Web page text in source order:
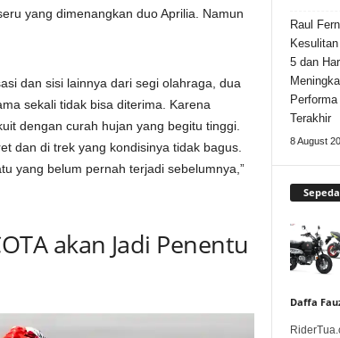
yang dimenangkan duo Aprilia. Namun
dan sisi lainnya dari segi olahraga, dua
sekali tidak bisa diterima. Karena
dengan curah hujan yang begitu tinggi.
dan di trek yang kondisinya tidak bagus.
yang belum pernah terjadi sebelumnya,”
akan Jadi Penentu
Raul
5 dan
Terakhir
8 August
Daffa